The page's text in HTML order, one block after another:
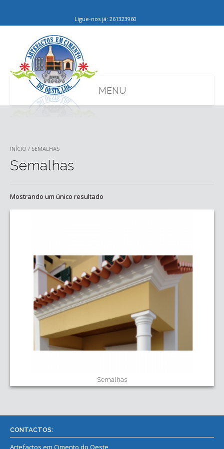
Ligue-nos já: 261323960
MENU
INÍCIO / SEMALHAS
Semalhas
Mostrando um único resultado
Semalhas
CONTACTOS:
Artefactos em Cimento do Oeste